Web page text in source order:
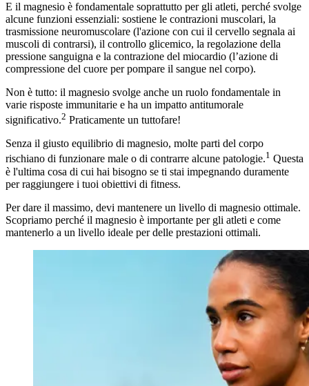
E il magnesio è fondamentale soprattutto per gli atleti, perché svolge
alcune funzioni essenziali: sostiene le contrazioni muscolari, la
trasmissione neuromuscolare (l'azione con cui il cervello segnala ai
muscoli di contrarsi), il controllo glicemico, la regolazione della
pressione sanguigna e la contrazione del miocardio (l’azione di
compressione del cuore per pompare il sangue nel corpo).
Non è tutto: il magnesio svolge anche un ruolo fondamentale in
varie risposte immunitarie e ha un impatto antitumorale
significativo.2 Praticamente un tuttofare!
Senza il giusto equilibrio di magnesio, molte parti del corpo
rischiano di funzionare male o di contrarre alcune patologie.1 Questa
è l'ultima cosa di cui hai bisogno se ti stai impegnando duramente
per raggiungere i tuoi obiettivi di fitness.
Per dare il massimo, devi mantenere un livello di magnesio ottimale.
Scopriamo perché il magnesio è importante per gli atleti e come
mantenerlo a un livello ideale per delle prestazioni ottimali.